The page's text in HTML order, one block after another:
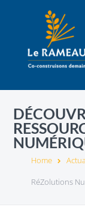
Home
RéZolutions